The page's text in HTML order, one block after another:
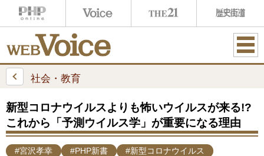
ME
社会・教育
新型コロナウイルスよりも怖いウイルスが来る!?
これから「予測ウイルス学」が重要になる理由
#宮沢孝幸 #PHP新書 #新型コロナウイルス